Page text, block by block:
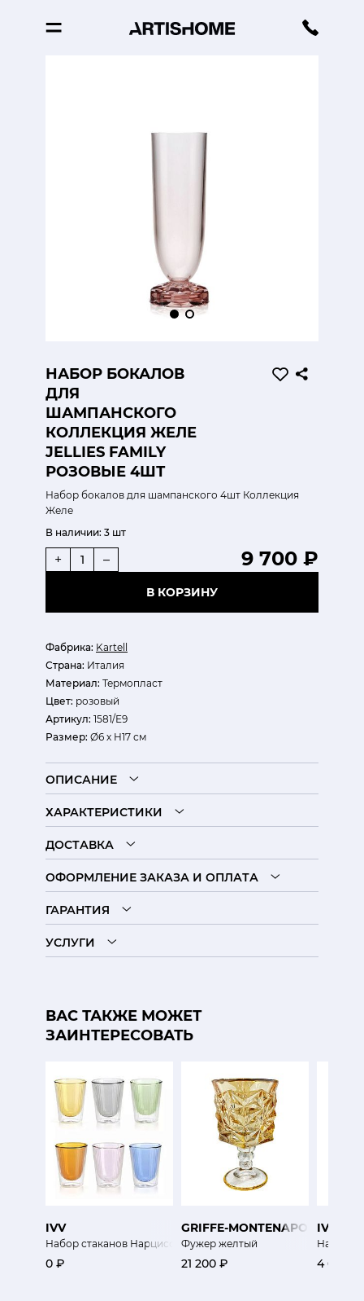
НАБОР БОКАЛОВ
ДЛЯ
ШАМПАНСКОГО
КОЛЛЕКЦИЯ ЖЕЛЕ
JELLIES FAMILY
РОЗОВЫЕ 4ШТ
Набор бокалов для шампанского 4шт Коллекция
Желе
Фабрика: Kartell
Страна: Италия
Материал: Термопласт
Цвет: розовый
Артикул: 1581/Е9
Размер: Ø6 х H17 см
В наличии: 3 шт
9 700 ₽
+ –
В КОРЗИНУ
ОПИСАНИЕ
ХАРАКТЕРИСТИКИ
ДОСТАВКА
ОФОРМЛЕНИЕ ЗАКАЗА И ОПЛАТА
ГАРАНТИЯ
УСЛУГИ
ВАС ТАКЖЕ МОЖЕТ
ЗАИНТЕРЕСОВАТЬ
IVV
Набор стаканов Нарцисо
0 ₽
GRIFFE-MONTENAPOLEONE
Фужер желтый
21 200 ₽
IVV
Набор
4 600 ₽